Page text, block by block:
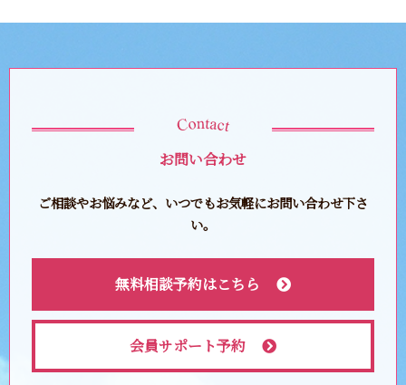
お問い合わせ
ご相談やお悩みなど、いつでもお気軽にお問い合わせ下さ
い。
無料相談予約はこちら
会員サポート予約